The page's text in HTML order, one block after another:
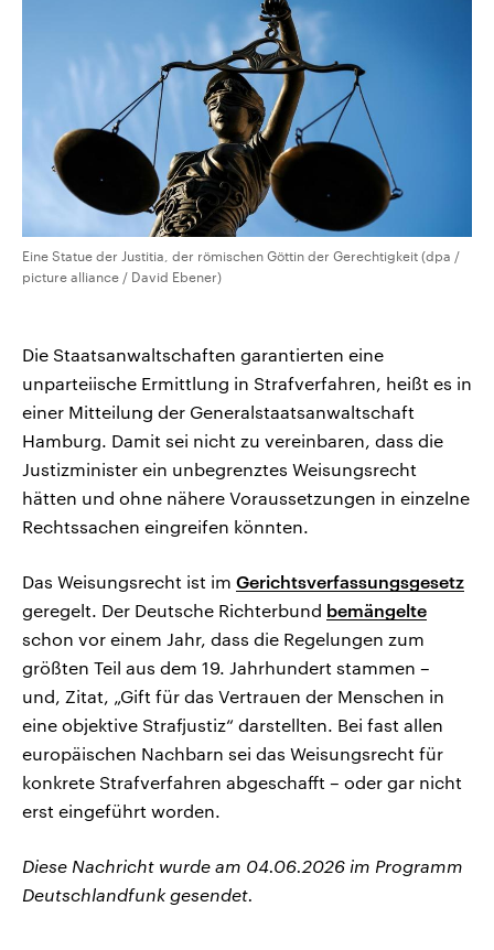
Wahlprogramme, aktuelle Berichte
und Hintergründe zu den Parteien
und Kandidaten der anstehenden
Programm Podcasts
Eine Statue der Justitia, der römischen Göttin der Gerechtigkeit (dpa /
picture alliance / David Ebener)
Die Staatsanwaltschaften garantierten eine
unparteiische Ermittlung in Strafverfahren, heißt es in
einer Mitteilung der Generalstaatsanwaltschaft
Hamburg. Damit sei nicht zu vereinbaren, dass die
Justizminister ein unbegrenztes Weisungsrecht
hätten und ohne nähere Voraussetzungen in einzelne
Rechtssachen eingreifen könnten.
Das Weisungsrecht ist im Gerichtsverfassungsgesetz
geregelt. Der Deutsche Richterbund bemängelte
schon vor einem Jahr, dass die Regelungen zum
größten Teil aus dem 19. Jahrhundert stammen –
und, Zitat, „Gift für das Vertrauen der Menschen in
eine objektive Strafjustiz“ darstellten. Bei fast allen
europäischen Nachbarn sei das Weisungsrecht für
konkrete Strafverfahren abgeschafft – oder gar nicht
erst eingeführt worden.
Diese Nachricht wurde am 04.06.2026 im Programm
Deutschlandfunk gesendet.